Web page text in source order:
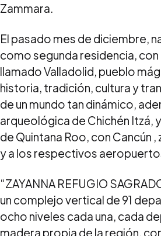
Zammara.
El pasado mes de diciembre,
como segunda residencia,
llamado Valladolid, pueblo
historia, tradición, cultura y
de un mundo tan dinámico,
arqueológica de Chichén Itzá,
de Quintana Roo, con Cancún
y a los respectivos
“ZAYANNA REFUGIO
un complejo vertical de 91
ocho niveles cada una, cada
madera propia de la región,